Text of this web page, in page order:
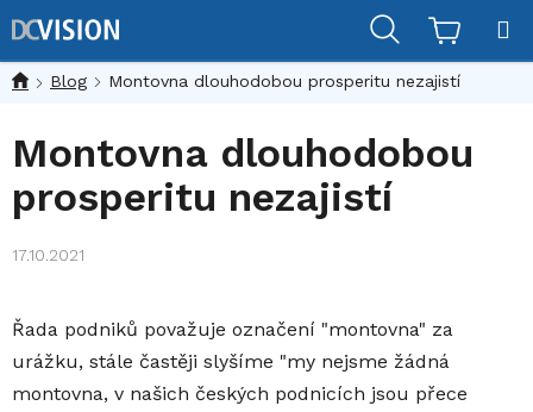
na
obsah
Hledat
Blog Montovna dlouhodobou prosperitu nezajistí
Montovna dlouhodobou
prosperitu nezajistí
17.10.2021
Řada podniků považuje označení "montovna" za
urážku, stále častěji slyšíme "my nejsme žádná
montovna, v našich českých podnicích jsou přece